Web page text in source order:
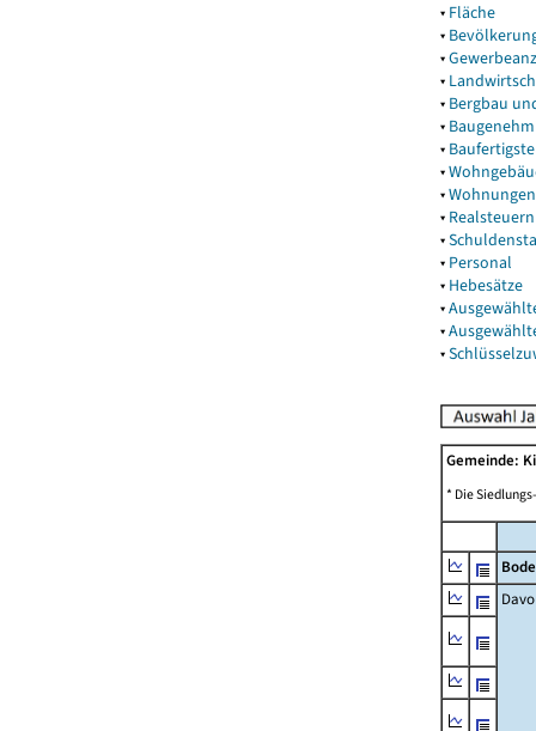
▾ Fläche
▾
▾
▾
▾ Bergbau
▾
▾
▾
▾Wohnungen
▾ Realsteuern
▾
▾ Personal
▾ Hebesätze
▾
▾
▾
Gemeinde:
* Die